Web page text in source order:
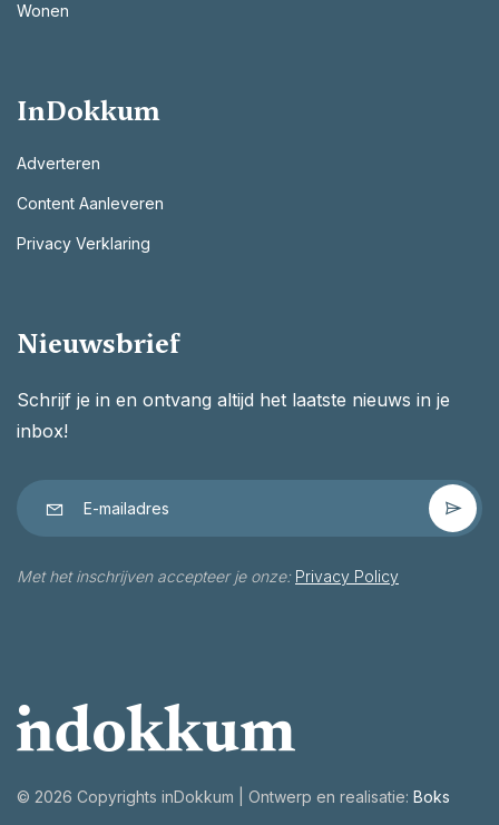
Wonen
InDokkum
Adverteren
Content Aanleveren
Privacy Verklaring
Nieuwsbrief
Schrijf je in en ontvang altijd het laatste nieuws in je
inbox!
Met het inschrijven accepteer je onze: Privacy Policy
© 2026 Copyrights inDokkum | Ontwerp en realisatie: Boks